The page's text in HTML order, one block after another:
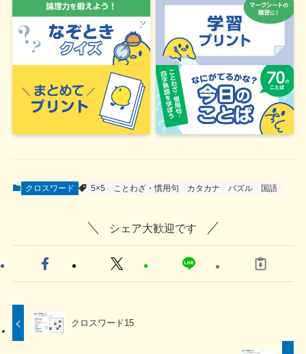
クロスワード 5×5 ことわざ・慣用句 カタカナ パズル 国語
シェア大歓迎です
クロスワード15